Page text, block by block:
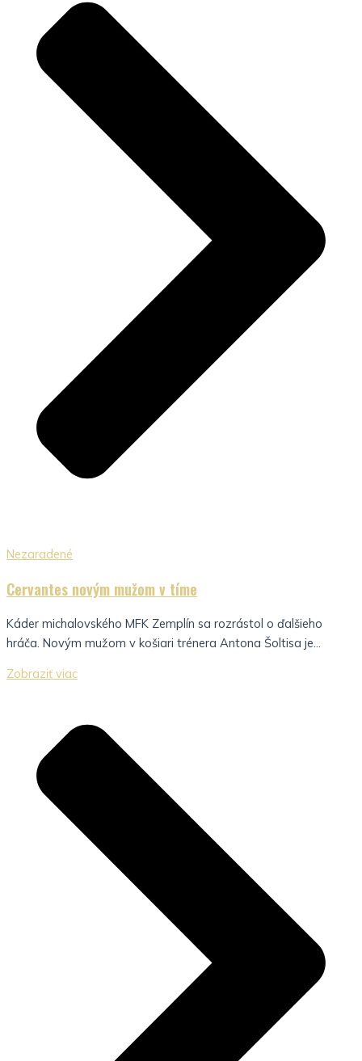
Nezaradené
Cervantes novým mužom v tíme
Káder michalovského MFK Zemplín sa rozrástol o ďalšieho
hráča. Novým mužom v košiari trénera Antona Šoltisa je...
Zobraziť viac